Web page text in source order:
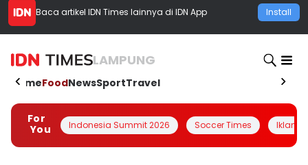
Baca artikel IDN Times lainnya di IDN App Install
LAMPUNG
HomeFoodNewsSportTravel
For
You
Indonesia Summit 2026 Soccer Times Iklanin